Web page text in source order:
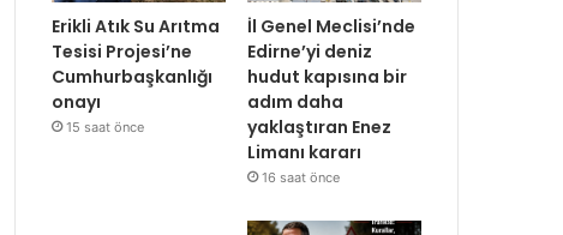
Erikli Atık Su Arıtma
Tesisi Projesi’ne
Cumhurbaşkanlığı
onayı
15 saat önce
İl Genel Meclisi’nde
Edirne’yi deniz
hudut kapısına bir
adım daha
yaklaştıran Enez
Limanı kararı
16 saat önce